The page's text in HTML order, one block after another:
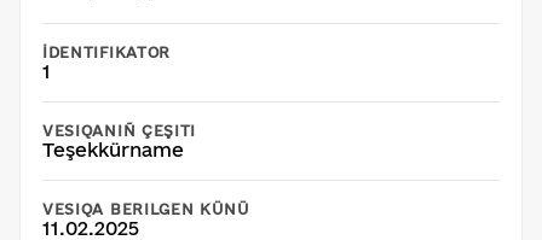
İDENTIFIKATOR
1
VESIQANIÑ ÇEŞITI
Teşekkürname
VESIQA BERILGEN KÜNÜ
11.02.2025